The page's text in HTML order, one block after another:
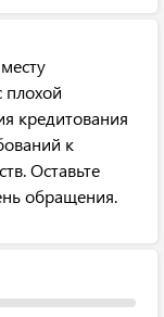
плохой
кредитования
к
Оставьте
обращения.